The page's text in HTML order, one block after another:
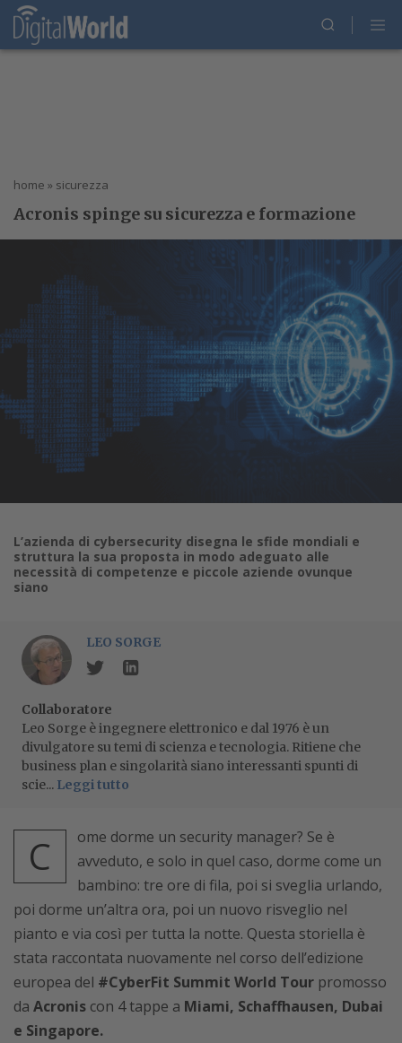
home » sicurezza
Acronis spinge su sicurezza e formazione
L’azienda di cybersecurity disegna le sfide mondiali e
struttura la sua proposta in modo adeguato alle
necessità di competenze e piccole aziende ovunque
siano
LEO SORGE
Collaboratore
Leo Sorge è ingegnere elettronico e dal 1976 è un
divulgatore su temi di scienza e tecnologia. Ritiene che
business plan e singolarità siano interessanti spunti di
scie... Leggi tutto
C
ome dorme un security manager? Se è
avveduto, e solo in quel caso, dorme come un
bambino: tre ore di fila, poi si sveglia urlando,
poi dorme un’altra ora, poi un nuovo risveglio nel
pianto e via così per tutta la notte. Questa storiella è
stata raccontata nuovamente nel corso dell’edizione
europea del #CyberFit Summit World Tour promosso
da Acronis con 4 tappe a Miami, Schaffhausen, Dubai
e Singapore.